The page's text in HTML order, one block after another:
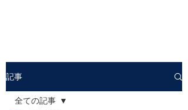
記事
全ての記事